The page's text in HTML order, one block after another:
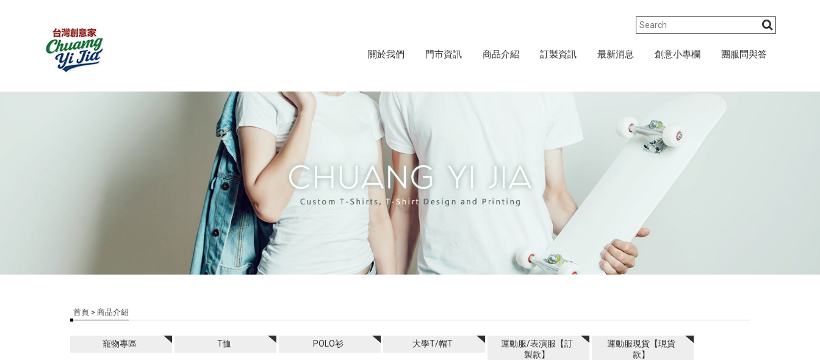
關於我們 門市資訊 商品介紹 訂製資訊 最新消息 創意小專欄 團服問與答
商品介紹
首頁 > 商品介紹
寵物專區 T恤 POLO衫 大學T/帽T
運動服/表演服【訂
製款】
運動服現貨【現貨
款】